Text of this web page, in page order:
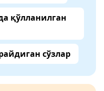
қўлланилган
сўзлар